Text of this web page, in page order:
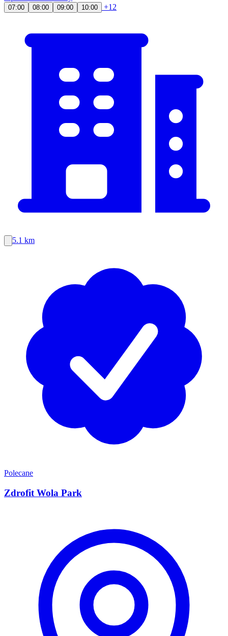
07:00 08:00 09:00 10:00 +12
5.1 km
Polecane
Zdrofit Wola Park